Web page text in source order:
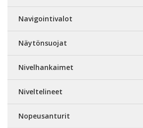
Navigointivalot
Näytönsuojat
Nivelhankaimet
Niveltelineet
Nopeusanturit